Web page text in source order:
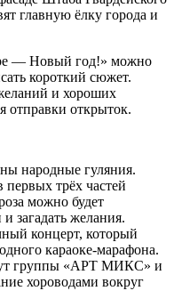
главную ёлку города и
— Новый год!» можно
короткий сюжет.
и хороших
отправки открыток.
народные гуляния.
первых трёх частей
можно будет
загадать желания.
концерт, который
караоке-марафона.
группы «АРТ МИКС» и
хороводами вокруг